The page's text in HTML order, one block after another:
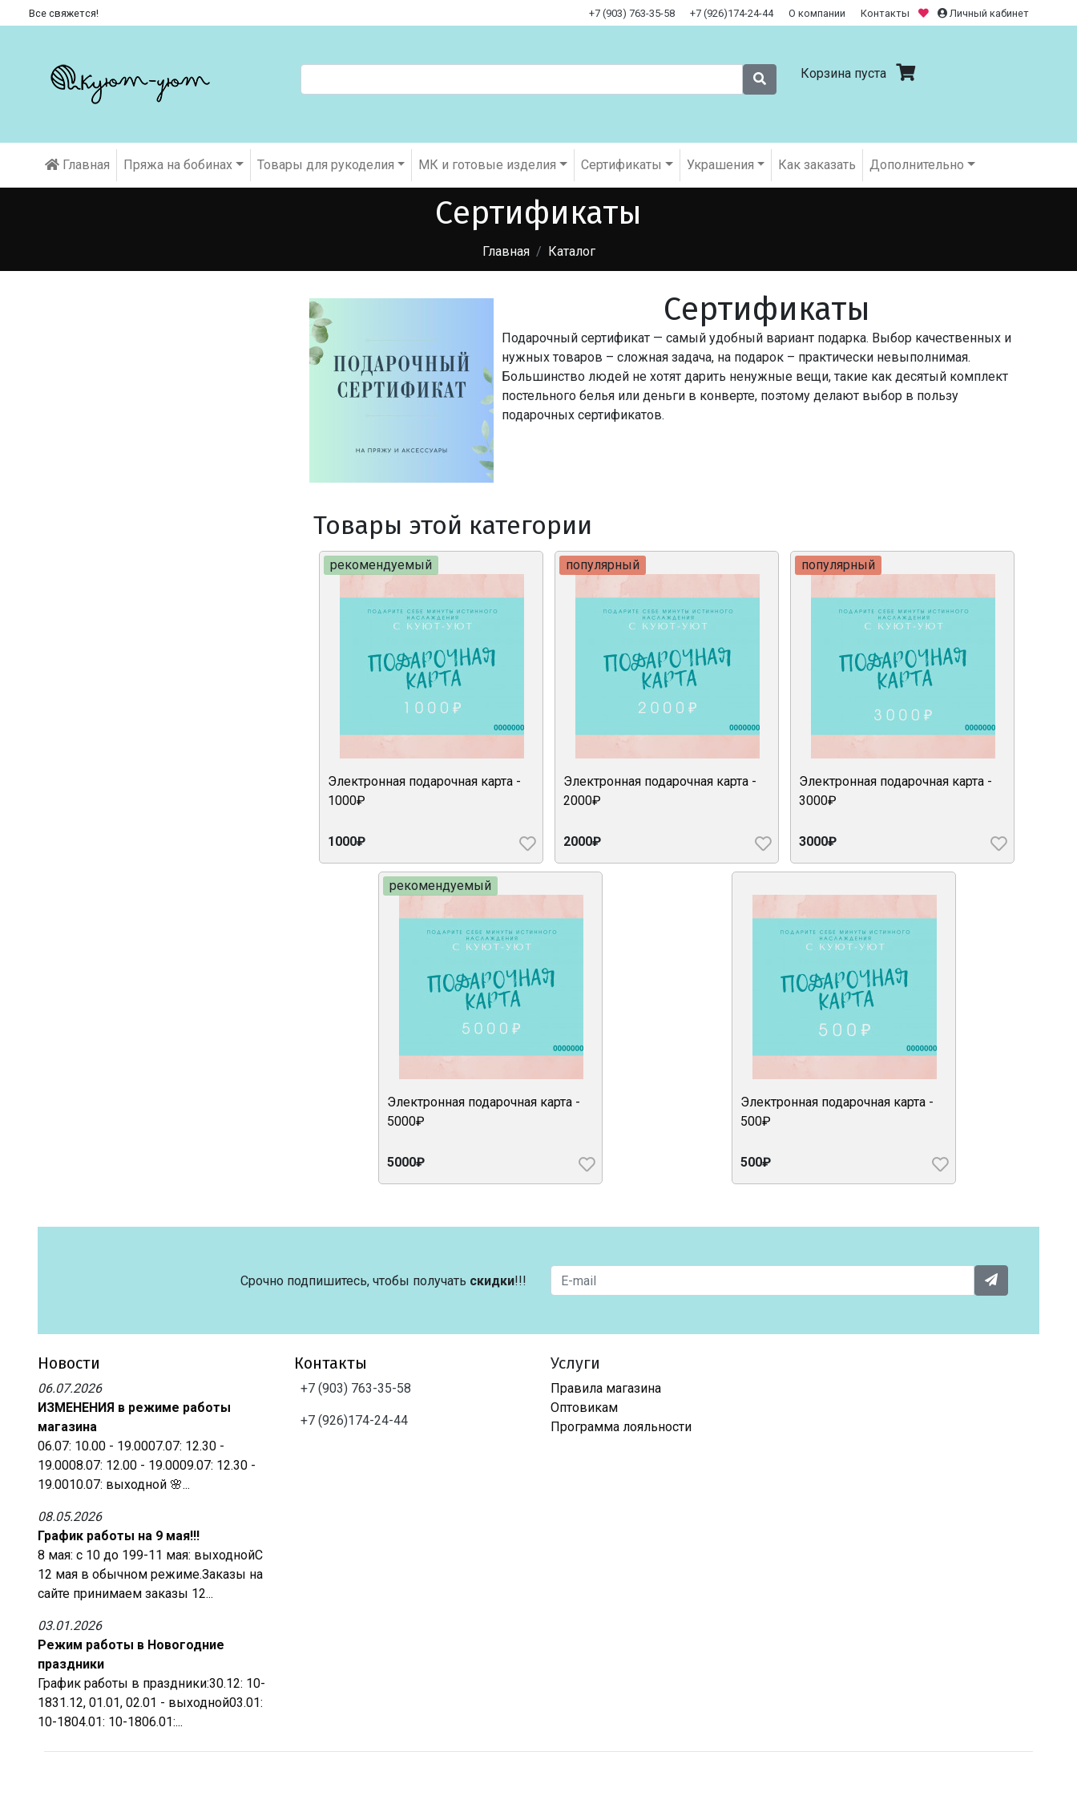
Все свяжется! +7 (903) 763-35-58 +7 (926)174-24-44 О компании Контакты Личный кабинет
Корзина пуста
Главная Пряжа на бобинах Товары для рукоделия МК и готовые изделия Cертификаты Украшения Как заказать Дополнительно
Cертификаты
Главная Каталог
Cертификаты
Подарочный сертификат — самый удобный вариант подарка. Выбор качественных и
нужных товаров – сложная задача, на подарок – практически невыполнимая.
Большинство людей не хотят дарить ненужные вещи, такие как десятый комплект
постельного белья или деньги в конверте, поэтому делают выбор в пользу
подарочных сертификатов.
Товары этой категории
Электронная подарочная карта -
1000₽
1000₽
рекомендуемый
Электронная подарочная карта -
2000₽
2000₽
популярный
Электронная подарочная карта -
3000₽
3000₽
популярный
Электронная подарочная карта -
5000₽
5000₽
рекомендуемый
Электронная подарочная карта -
500₽
500₽
Срочно подпишитесь, чтобы получать скидки!!!
Новости
06.07.2026
ИЗМЕНЕНИЯ в режиме работы
магазина
06.07: 10.00 - 19.0007.07: 12.30 -
19.0008.07: 12.00 - 19.0009.07: 12.30 -
19.0010.07: выходной 🌸...
08.05.2026
График работы на 9 мая!!!
8 мая: с 10 до 199-11 мая: выходнойС
12 мая в обычном режиме.Заказы на
сайте принимаем заказы 12...
03.01.2026
Режим работы в Новогодние
праздники
График работы в праздники:30.12: 10-
1831.12, 01.01, 02.01 - выходной03.01:
10-1804.01: 10-1806.01:...
Контакты
+7 (903) 763-35-58
+7 (926)174-24-44
Услуги
Правила магазина
Оптовикам
Программа лояльности